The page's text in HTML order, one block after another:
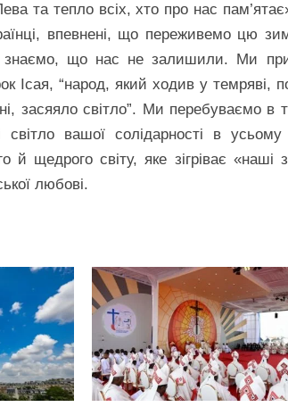
та тепло всіх, хто про нас
впевнені, що переживемо цю
знаємо, що нас не залишили. Ми
Ісая, “народ, який ходив у темряві,
засяяло світло”. Ми перебуваємо в
вашої солідарності в усьому
щедрого світу, яке зігріває «наші
любові.